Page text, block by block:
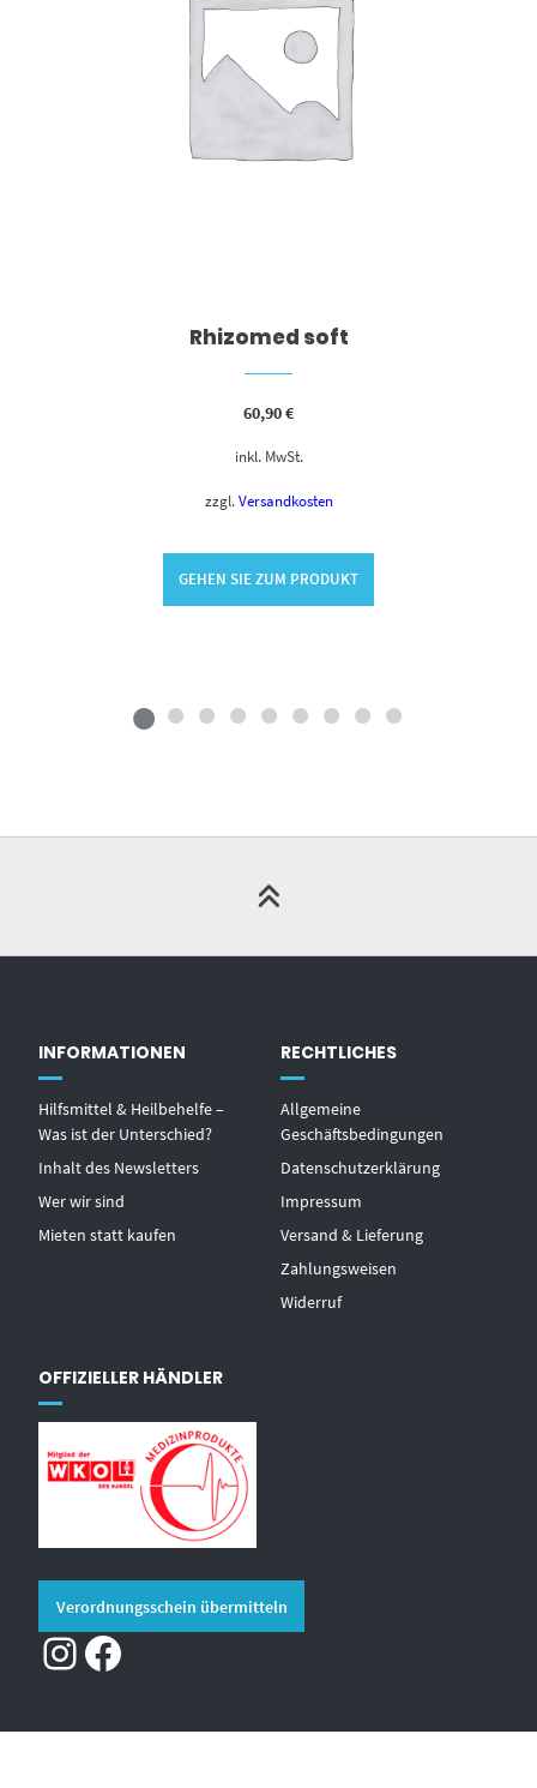
Rhizomed soft
60,90€
inkl. MwSt.
zzgl. Versandkosten
GEHEN SIE ZUM PRODUKT
INFORMATIONEN
Hilfsmittel & Heilbehelfe –
Was ist der Unterschied?
Inhalt des Newsletters
Wer wir sind
Mieten statt kaufen
RECHTLICHES
Allgemeine
Geschäftsbedingungen
Datenschutzerklärung
Impressum
Versand & Lieferung
Zahlungsweisen
Widerruf
OFFIZIELLER HÄNDLER
Verordnungsschein übermitteln
Instagram Facebook